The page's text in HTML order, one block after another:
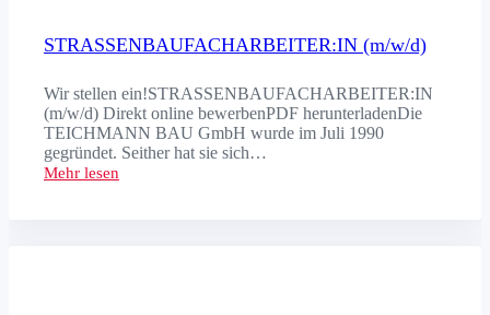
STRASSENBAU­FACHARBEITER:IN (m/w/d)
Wir stellen ein!STRASSENBAUFACHARBEITER:IN
(m/w/d) Direkt online bewerbenPDF herunterladenDie
TEICHMANN BAU GmbH wurde im Juli 1990
gegründet. Seither hat sie sich…
Mehr lesen